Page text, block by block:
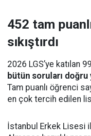
452 tam
sıkıştırdı
2026 LGS’ye katılan
bütün soruları doğru
Tam puanlı öğrenci
en çok tercih edilen
İstanbul Erkek Lisesi